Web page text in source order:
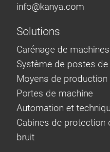
info@kanya.com
Solutions
Carénage de machines
Système de postes de
Moyens de production
Portes de machine
Automation et
Cabines de
bruit